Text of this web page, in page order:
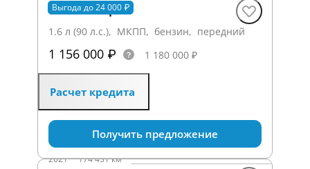
Выгода до 24 000 ₽
SKODA Rapid
1.6 л (90 л.с.), МКПП, бензин, передний
1 156 000 ₽ 1 180 000 ₽
Расчет кредита
Получить предложение
2021·174 431 км